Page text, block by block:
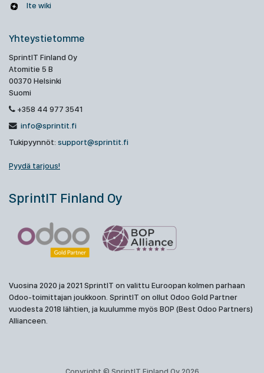
Ite wiki
Yhteystietomme
SprintIT Finland Oy
Atomitie 5 B
00370 Helsinki
Suomi
+358 44 977 3541
info@sprintit.fi
Tukipyynnöt: support@sprintit.fi
Pyydä tarjous!
SprintIT Finland Oy
Vuosina 2020 ja 2021 SprintIT on valittu Euroopan kolmen parhaan
Odoo-toimittajan joukkoon. SprintIT on ollut Odoo Gold Partner
vuodesta 2018 lähtien, ja kuulumme myös BOP (Best Odoo Partners)
Allianceen.
Copyright © SprintIT Finland Oy 2026